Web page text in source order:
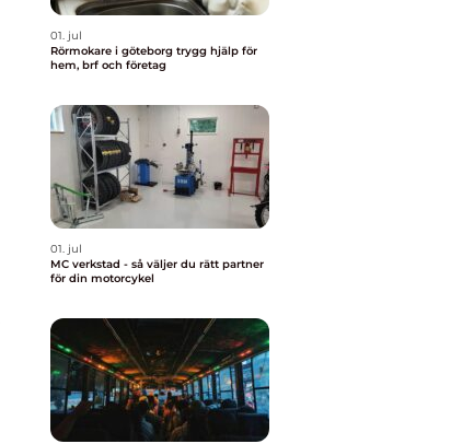
01. jul
Rörmokare i göteborg trygg hjälp för
hem, brf och företag
01. jul
MC verkstad - så väljer du rätt partner
för din motorcykel